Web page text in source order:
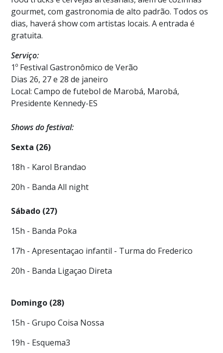
gourmet, com gastronomia de alto padrão. Todos os
dias, haverá show com artistas locais. A entrada é
gratuita.
Serviço:
1º Festival Gastronômico de Verão
Dias 26, 27 e 28 de janeiro
Local: Campo de futebol de Marobá, Marobá,
Presidente Kennedy-ES
Shows do festival:
Sexta (26)
18h - Karol Brandao
20h - Banda All night
Sábado (27)
15h - Banda Poka
17h - Apresentaçao infantil - Turma do Frederico
20h - Banda Ligaçao Direta
Domingo (28)
15h - Grupo Coisa Nossa
19h - Esquema3